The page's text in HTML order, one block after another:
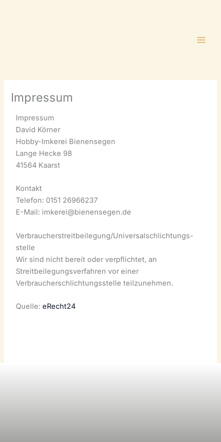
Impressum
Impressum
David Körner
Hobby-Imkerei Bienensegen
Lange Hecke 98
41564 Kaarst
Kontakt
Telefon: 0151 26966237
E-Mail: imkerei@bienensegen.de
Verbraucher­streit­beilegung/Universal­schlichtungs­
stelle
Wir sind nicht bereit oder verpflichtet, an
Streitbeilegungsverfahren vor einer
Verbraucherschlichtungsstelle teilzunehmen.
Quelle:eRecht24